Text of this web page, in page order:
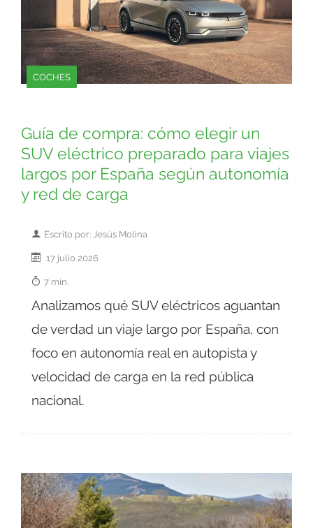
COCHES
Guía de compra: cómo elegir un
SUV eléctrico preparado para viajes
largos por España según autonomía
y red de carga
Escrito por: Jesús Molina
17 julio 2026
7 min.
Analizamos qué SUV eléctricos aguantan
de verdad un viaje largo por España, con
foco en autonomía real en autopista y
velocidad de carga en la red pública
nacional.